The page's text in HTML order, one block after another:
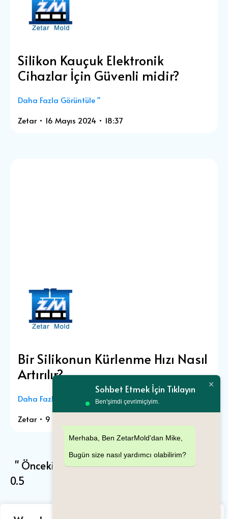
Silikon Kauçuk Elektronik
Cihazlar İçin Güvenli midir?
Daha Fazla Görüntüle "
Zetar
16 Mayıs 2024 18:37
Bir Silikonun Kürlenme Hızı Nasıl
Artırılır?
Daha Fazla Görüntüle "
Zetar
9 Mayıs 2024
" Önceki 1 2 3 ... 23 Sonraki "
Sohbet Etmek İçin Tıklayın
Ben'şimdi çevrimiçiyim.
Merhaba, Ben ZetarMold'dan Mike,
Bugün size nasıl yardımcı olabilirim?